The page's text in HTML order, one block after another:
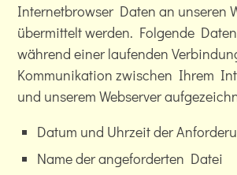
Internetbrowser Daten an unseren
übermittelt werden. Folgende
während einer laufenden
Kommunikation zwischen Ihrem
und unserem Webserver
Datum und Uhrzeit der
Name der angeforderten Datei